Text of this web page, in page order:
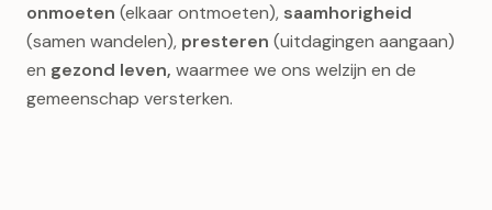
onmoeten (elkaar ontmoeten), saamhorigheid
(samen wandelen), presteren (uitdagingen aangaan)
en gezond leven, waarmee we ons welzijn en de
gemeenschap versterken.